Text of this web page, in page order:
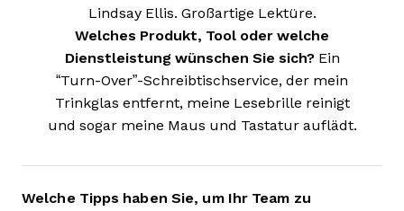
Lindsay Ellis. Großartige Lektüre.
Welches Produkt, Tool oder welche
Dienstleistung wünschen Sie sich? Ein
“Turn-Over”-Schreibtischservice, der mein
Trinkglas entfernt, meine Lesebrille reinigt
und sogar meine Maus und Tastatur auflädt.
Welche Tipps haben Sie, um Ihr Team zu